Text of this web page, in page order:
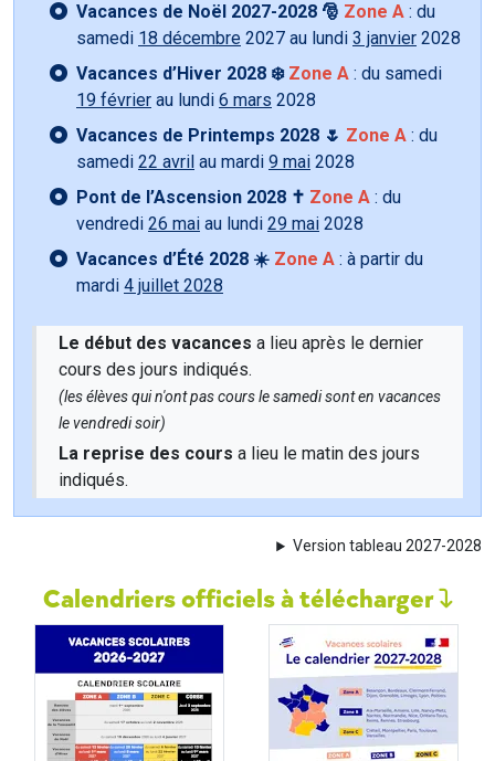
Vacances de Noël 2027-2028 🎅 Zone A : du
samedi 18 décembre 2027 au lundi 3 janvier 2028
Vacances d’Hiver 2028 ❄️ Zone A : du samedi
19 février au lundi 6 mars 2028
Vacances de Printemps 2028 🌷 Zone A : du
samedi 22 avril au mardi 9 mai 2028
Pont de l’Ascension 2028 ✝️ Zone A : du
vendredi 26 mai au lundi 29 mai 2028
Vacances d’Été 2028 ☀️ Zone A : à partir du
mardi 4 juillet 2028
Le début des vacances a lieu après le dernier
cours des jours indiqués.
(les élèves qui n'ont pas cours le samedi sont en vacances
le vendredi soir)
La reprise des cours a lieu le matin des jours
indiqués.
Version tableau 2027-2028
Calendriers officiels à télécharger